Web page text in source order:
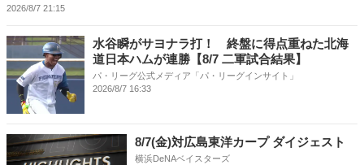
2026/8/7 21:15
水谷瞬がサヨナラ打！ 終盤に得点重ねた北海
道日本ハムが連勝【8/7 二軍試合結果】
パ・リーグ公式メディア「パ・リーグインサイト」
2026/8/7 16:33
8/7(金)対広島東洋カープ ダイジェスト
横浜DeNAベイスターズ